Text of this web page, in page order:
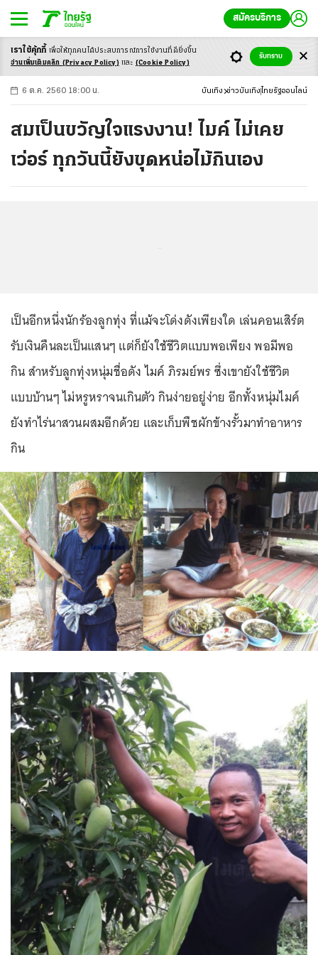
สมัครบริการ
-ก ก ก+
6 ต.ค. 2560 18:00 น. บันเทิง ข่าวบันเทิง ไทยรัฐออนไลน์
สมเป็นขวัญใจแรงงาน! ไมค์ ไม่เคย
เว่อร์ ทุกวันนี้ยังขุดหน่อไม้กินเอง
เป็นอีกหนึ่งนักร้องลูกทุ่ง ที่แม้จะโด่งดังเพียงใด เล่นคอนเสิร์ต
รับเงินคืนละเป็นแสนๆ แต่ก็ยังใช้ชีวิตแบบพอเพียง พอมีพอ
กิน สำหรับลูกทุ่งหนุ่มชื่อดัง ไมค์ ภิรมย์พร ซึ่งเขายังใช้ชีวิต
แบบบ้านๆ ไม่หรูหราจนเกินตัว กินง่ายอยู่ง่าย อีกทั้งหนุ่มไมค์
ยังทำไร่นาสวนผสมอีกด้วย และเก็บพืชผักข้างรั้วมาทำอาหาร
กิน
เราใช้คุ้กกี้ เพื่อให้ทุกคนได้ประสบการณ์การใช้งานที่ดียิ่งขึ้น
อ่านเพิ่มเติมคลิก (Privacy Policy) และ (Cookie Policy)
รับทราบ